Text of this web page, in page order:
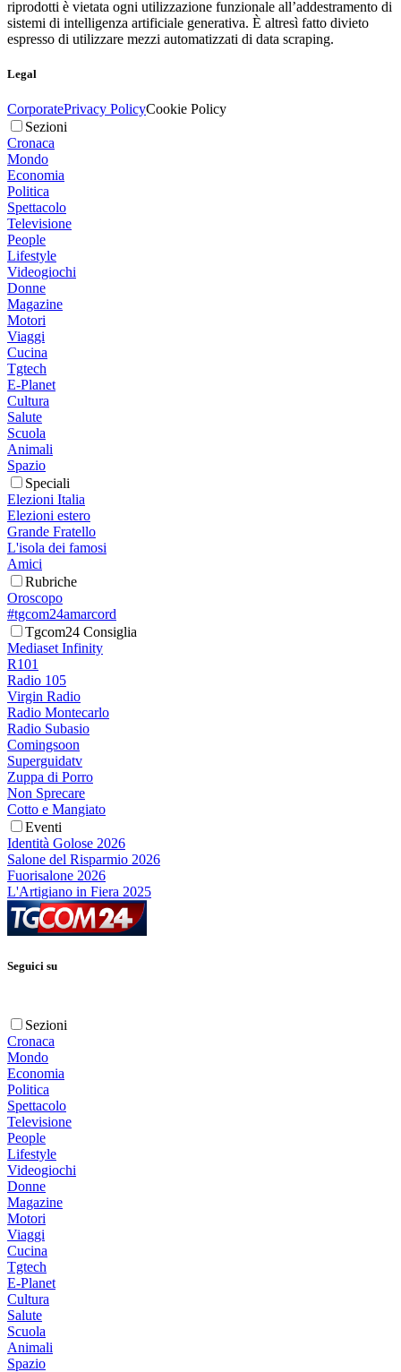
riprodotti è vietata ogni utilizzazione funzionale all’addestramento di
sistemi di intelligenza artificiale generativa. È altresì fatto divieto
espresso di utilizzare mezzi automatizzati di data scraping.
Legal
CorporatePrivacy PolicyCookie Policy
Sezioni
Cronaca
Mondo
Economia
Politica
Spettacolo
Televisione
People
Lifestyle
Videogiochi
Donne
Magazine
Motori
Viaggi
Cucina
Tgtech
E-Planet
Cultura
Salute
Scuola
Animali
Spazio
Speciali
Elezioni Italia
Elezioni estero
Grande Fratello
L'isola dei famosi
Amici
Rubriche
Oroscopo
#tgcom24amarcord
Tgcom24 Consiglia
Mediaset Infinity
R101
Radio 105
Virgin Radio
Radio Montecarlo
Radio Subasio
Comingsoon
Superguidatv
Zuppa di Porro
Non Sprecare
Cotto e Mangiato
Eventi
Identità Golose 2026
Salone del Risparmio 2026
Fuorisalone 2026
L'Artigiano in Fiera 2025
Seguici su
Sezioni
Cronaca
Mondo
Economia
Politica
Spettacolo
Televisione
People
Lifestyle
Videogiochi
Donne
Magazine
Motori
Viaggi
Cucina
Tgtech
E-Planet
Cultura
Salute
Scuola
Animali
Spazio